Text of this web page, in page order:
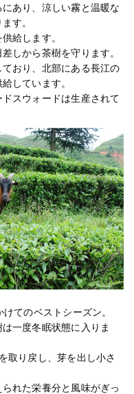
あり、涼しい霧と温暖な
す。
給します。
しから茶樹を守ります。
おり、北部にある長江の
しています。
スウォードは生産されて
てのベストシーズン。
一度冬眠状態に入りま
取り戻し、芽を出し小さ
れた栄養分と風味がぎっ